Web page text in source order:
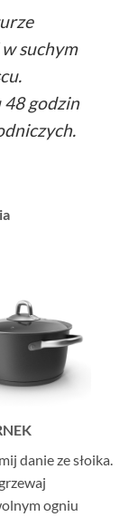
w suchym
48 godzin
danie ze słoika.
ogniu